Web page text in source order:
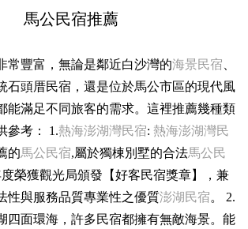
馬公民宿推薦
常豐富，無論是鄰近白沙灣的海景民宿
石頭厝民宿，還是位於馬公市區的現代風
能滿足不同旅客的需求。這裡推薦幾種類
參考： 1.熱海澎湖灣民宿: 熱海澎湖灣民
的馬公民宿,屬於獨棟別墅的合法馬公民
度榮獲觀光局頒發【好客民宿獎章】，兼
性與服務品質專業性之優質澎湖民宿。 2.
四面環海，許多民宿都擁有無敵海景。能